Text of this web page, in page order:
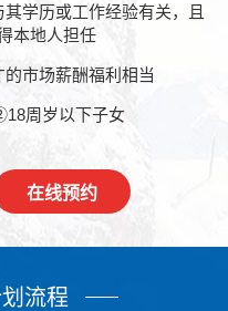
学历或工作经验有关，且
本地人担任
市场薪酬福利相当
周岁以下子女
在线预约
流程